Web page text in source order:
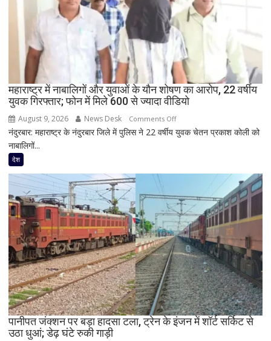
संदेश,
मंच
पर
RLD
नेताओं
साथ
दिखी
झलक
महाराष्ट्र में नाबालिगों और युवाओं के यौन शोषण का आरोप, 22 वर्षीय
युवक गिरफ्तार; फोन में मिले 600 से ज्यादा वीडियो
August 9, 2026 News Desk Comments Offon
महाराष्ट्र
के
यौन
शोषण
का
आरोप,
22
वर्षीय
युवक
गिरफ्तार;
फोन
नंदुरबार: महाराष्ट्र के नंदुरबार जिले में पुलिस ने 22 वर्षीय युवक चेतन प्रकाश कोली को
नाबालिगों...
देश
पानीपत जंक्शन पर बड़ा हादसा टला, ट्रेन के इंजन में शॉर्ट सर्किट से
उठा धुआं; डेढ़ घंटे रुकी गाड़ी